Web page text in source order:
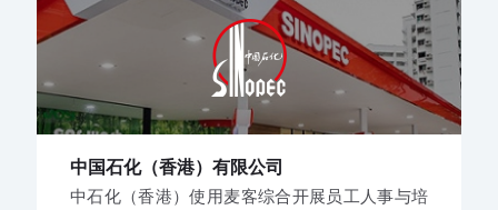
中国石化（香港）有限公司
中石化（香港）使用麦客综合开展员工人事与培